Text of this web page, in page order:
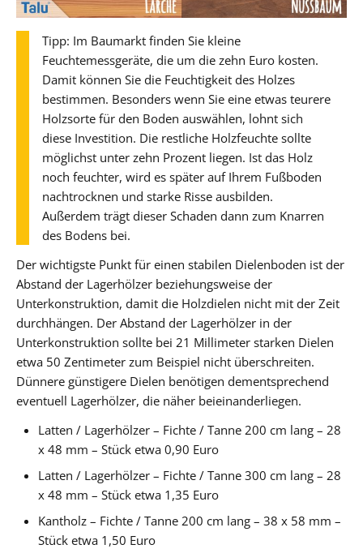
Tipp: Im Baumarkt finden Sie kleine
Feuchtemessgeräte, die um die zehn Euro kosten.
Damit können Sie die Feuchtigkeit des Holzes
bestimmen. Besonders wenn Sie eine etwas teurere
Holzsorte für den Boden auswählen, lohnt sich
diese Investition. Die restliche Holzfeuchte sollte
möglichst unter zehn Prozent liegen. Ist das Holz
noch feuchter, wird es später auf Ihrem Fußboden
nachtrocknen und starke Risse ausbilden.
Außerdem trägt dieser Schaden dann zum Knarren
des Bodens bei.
Der wichtigste Punkt für einen stabilen Dielenboden ist der
Abstand der Lagerhölzer beziehungsweise der
Unterkonstruktion, damit die Holzdielen nicht mit der Zeit
durchhängen. Der Abstand der Lagerhölzer in der
Unterkonstruktion sollte bei 21 Millimeter starken Dielen
etwa 50 Zentimeter zum Beispiel nicht überschreiten.
Dünnere günstigere Dielen benötigen dementsprechend
eventuell Lagerhölzer, die näher beieinanderliegen.
Latten / Lagerhölzer – Fichte / Tanne 200 cm lang – 28
x 48 mm – Stück etwa 0,90 Euro
Latten / Lagerhölzer – Fichte / Tanne 300 cm lang – 28
x 48 mm – Stück etwa 1,35 Euro
Kantholz – Fichte / Tanne 200 cm lang – 38 x 58 mm –
Stück etwa 1,50 Euro